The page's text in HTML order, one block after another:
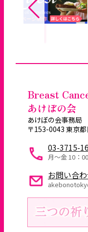
Breast
あけぼの会
あけぼの会事務局
〒153-0043 東京
03-3715-
月～金 10：
お問い合